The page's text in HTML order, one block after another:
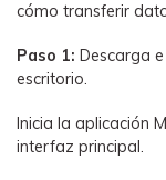
cómo transferir
Paso 1: Descarga
escritorio.
Inicia la aplicación
interfaz principal.